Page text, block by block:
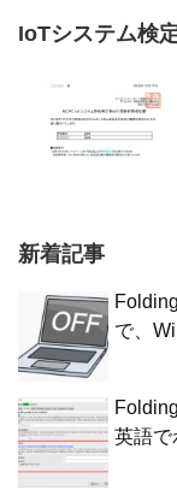
IoTシステム検
新着記事
で、
英語